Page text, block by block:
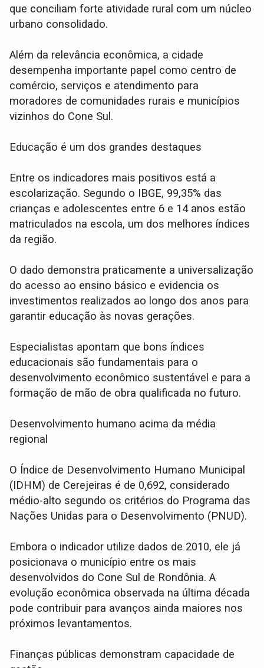
que conciliam forte atividade rural com um núcleo
urbano consolidado.
Além da relevância econômica, a cidade
desempenha importante papel como centro de
comércio, serviços e atendimento para
moradores de comunidades rurais e municípios
vizinhos do Cone Sul.
Educação é um dos grandes destaques
Entre os indicadores mais positivos está a
escolarização. Segundo o IBGE, 99,35% das
crianças e adolescentes entre 6 e 14 anos estão
matriculados na escola, um dos melhores índices
da região.
O dado demonstra praticamente a universalização
do acesso ao ensino básico e evidencia os
investimentos realizados ao longo dos anos para
garantir educação às novas gerações.
Especialistas apontam que bons índices
educacionais são fundamentais para o
desenvolvimento econômico sustentável e para a
formação de mão de obra qualificada no futuro.
Desenvolvimento humano acima da média
regional
O Índice de Desenvolvimento Humano Municipal
(IDHM) de Cerejeiras é de 0,692, considerado
médio-alto segundo os critérios do Programa das
Nações Unidas para o Desenvolvimento (PNUD).
Embora o indicador utilize dados de 2010, ele já
posicionava o município entre os mais
desenvolvidos do Cone Sul de Rondônia. A
evolução econômica observada na última década
pode contribuir para avanços ainda maiores nos
próximos levantamentos.
Finanças públicas demonstram capacidade de